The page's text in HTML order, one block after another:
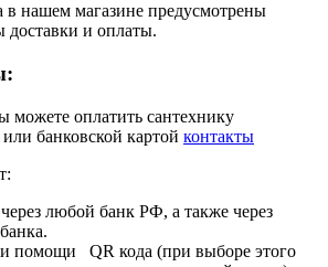
в нашем магазине предусмотрены
и оплаты.
оплатить сантехнику
банковской картой контакты
любой банк РФ, а также через
помощи QR кода (при выборе этого